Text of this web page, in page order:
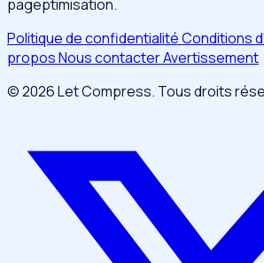
pageptimisation.
Politique de confidentialitéConditions
proposNous contacterAvertissement
© 2026 Let Compress. Tous droits